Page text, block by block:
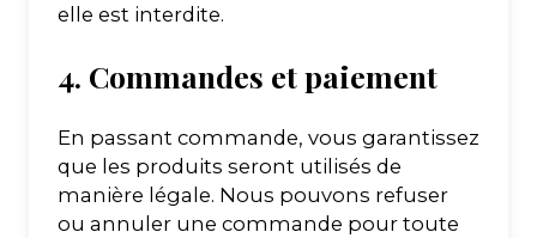
elle est interdite.
4. Commandes et paiement
En passant commande, vous garantissez
que les produits seront utilisés de
manière légale. Nous pouvons refuser
ou annuler une commande pour toute